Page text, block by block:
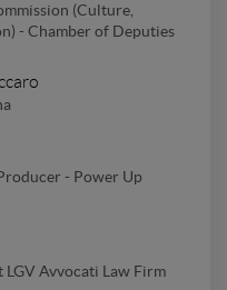
(Culture,
- Chamber of Deputies
- Power Up
Avvocati Law Firm